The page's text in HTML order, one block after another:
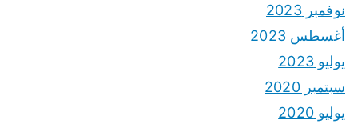
نوفمبر 2023
أغسطس 2023
يوليو 2023
سبتمبر 2020
يوليو 2020